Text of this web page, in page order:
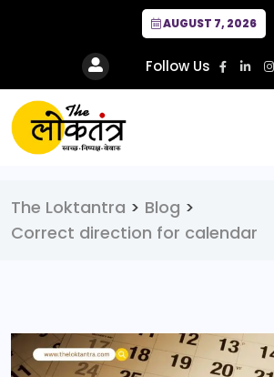
AUGUST 7, 2026
Follow Us
The Loktantra > Blog >
Correct direction for calendar